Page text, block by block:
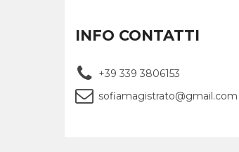
INFO CONTATTI
+39 339 3806153
sofiamagistrato@gmail.com